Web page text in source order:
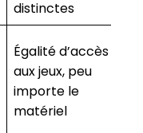
distinctes
Égalité d’accès
aux jeux, peu
importe le
matériel